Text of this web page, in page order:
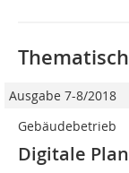
Ausgabe 7-8/2018
Gebäudebetrieb
Digitale